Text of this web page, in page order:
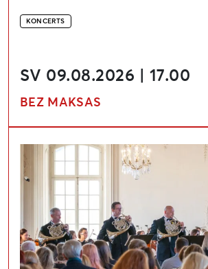
KONCERTS
SV 09.08.2026 | 17.00
BEZ MAKSAS